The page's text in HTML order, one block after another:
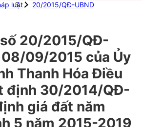
luật 20/2015/QĐ-UBND
20/2015/QĐ-
08/09/2015 của Ủy
Thanh Hóa Điều
định 30/2014/QĐ-
giá đất năm
5 năm 2015-2019